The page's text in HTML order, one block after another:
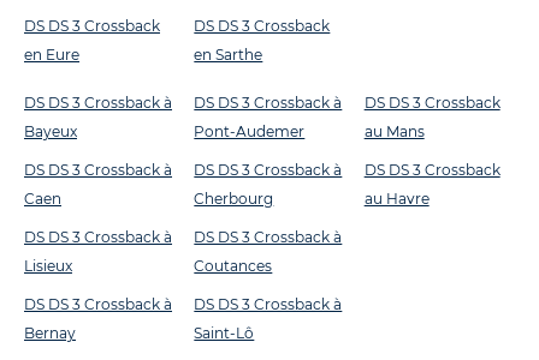
DS DS 3 Crossback
en Eure
DS DS 3 Crossback
en Sarthe
DS DS 3 Crossback à
Bayeux
DS DS 3 Crossback à
Caen
DS DS 3 Crossback à
Lisieux
DS DS 3 Crossback à
Bernay
DS DS 3 Crossback à
Pont-Audemer
DS DS 3 Crossback à
Cherbourg
DS DS 3 Crossback à
Coutances
DS DS 3 Crossback à
Saint-Lô
DS DS 3 Crossback
au Mans
DS DS 3 Crossback
au Havre